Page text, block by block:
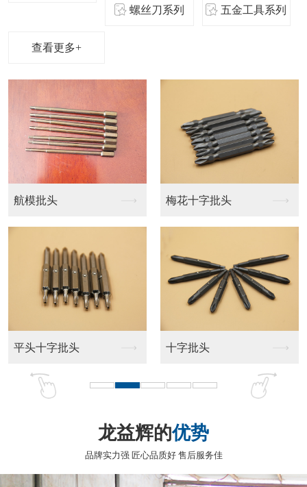
螺丝刀系列 五金工具系列
查看更多+
测电笔 测电笔
测电笔 测电笔